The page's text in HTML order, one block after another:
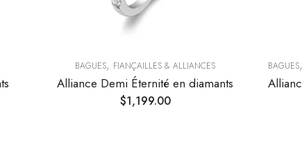
BAGUES, FIANÇAILLES & ALLIANCES
Alliance Demi Éternité en diamants
$1,199.00
BAGUES,